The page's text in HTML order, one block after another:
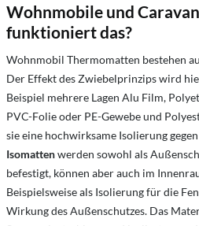
Wohnmobile und
funktioniert das?
Wohnmobil Thermomatten bestehen
Der Effekt des Zwiebelprinzips wird
Beispiel mehrere Lagen Alu Film,
PVC-Folie oder PE-Gewebe und
sie eine hochwirksame Isolierung
Isomattenwerden sowohl als
befestigt, können aber auch im
Beispielsweise als Isolierung für die
Wirkung des Außenschutzes. Das